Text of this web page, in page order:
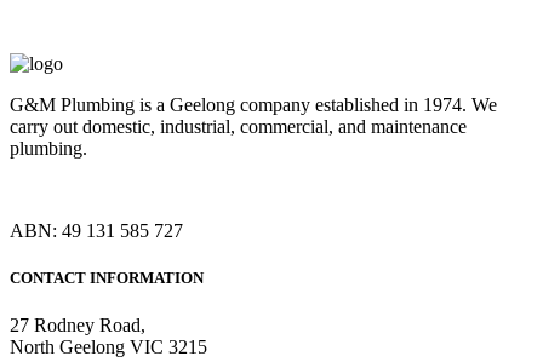
G&M Plumbing is a Geelong company established in 1974. We
carry out domestic, industrial, commercial, and maintenance
plumbing.
ABN: 49 131 585 727
CONTACT INFORMATION
27 Rodney Road,
North Geelong VIC 3215